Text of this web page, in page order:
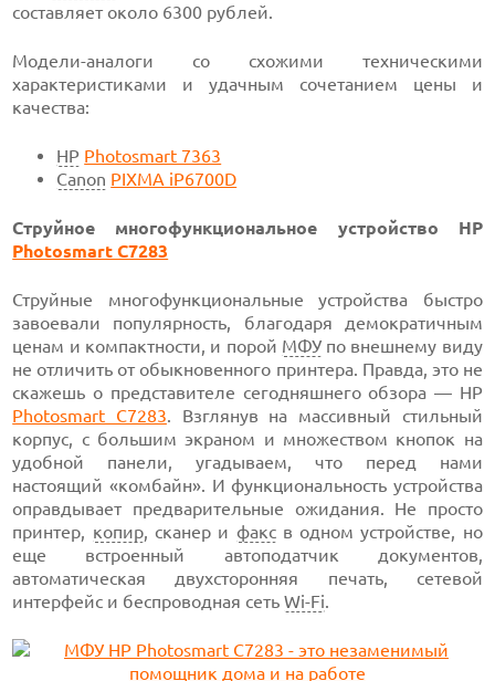
составляет около 6300 рублей.
Модели-аналоги со схожими техническими
характеристиками и удачным сочетанием цены и
качества:
HP Photosmart 7363
Canon PIXMA iP6700D
Струйное многофункциональное устройство HP
Photosmart C7283
Струйные многофункциональные устройства быстро
завоевали популярность, благодаря демократичным
ценам и компактности, и порой МФУпо внешнему виду
не отличить от обыкновенного принтера. Правда, это не
скажешь о представителе сегодняшнего обзора — HP
Photosmart C7283. Взглянув на массивный стильный
корпус, с большим экраном и множеством кнопок на
удобной панели, угадываем, что перед нами
настоящий «комбайн». И функциональность устройства
оправдывает предварительные ожидания. Не просто
принтер, копир, сканер и факсв одном устройстве, но
еще встроенный автоподатчик документов,
автоматическая двухсторонняя печать, сетевой
интерфейс и беспроводная сетьWi-Fi.